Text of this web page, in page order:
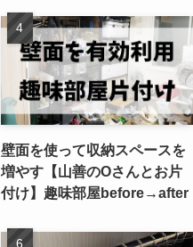
壁面を使って収納スペースを
増やす【山善のOさんとお片
付け】趣味部屋before→after